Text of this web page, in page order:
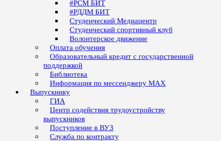
#РСМ БИТ
#РДДМ БИТ
Студенческий Медиацентр
Студенческий спортивный клуб
Волонтерское движение
Оплата обучения
Образовательный кредит с государственной
поддержкой
Библиотека
Информация по мессенджеру MAX
Выпускнику
ГИА
Центр содействия трудоустройству
выпускников
Поступление в ВУЗ
Служба по контракту